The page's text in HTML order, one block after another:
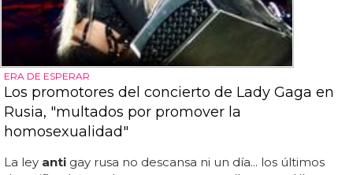
ERA DE ESPERAR
Los promotores del concierto de Lady Gaga en
Rusia, "multados por promover la
homosexualidad"
La ley anti gay rusa no descansa ni un día... los últimos